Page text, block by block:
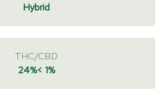
Hybrid
THC/CBD
24%< 1%